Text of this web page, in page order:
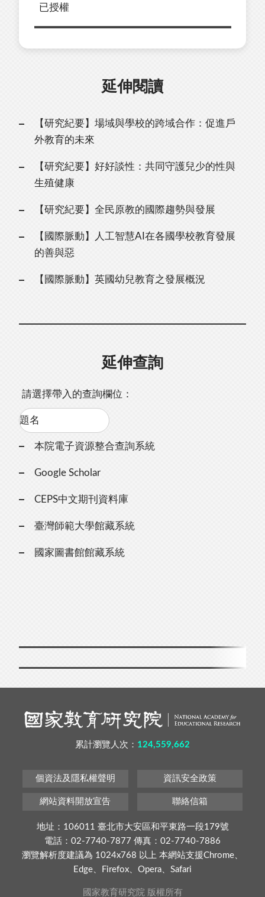
已授權
延伸閱讀
【研究紀要】場域與學校的跨域合作：促進戶
外教育的未來
【研究紀要】好好談性：共同守護兒少的性與
生殖健康
【研究紀要】全民原教的國際趨勢與發展
【國際脈動】人工智慧AI在各國學校教育發展
的善與惡
【國際脈動】英國幼兒教育之發展概況
延伸查詢
請選擇帶入的查詢欄位：
本院電子資源整合查詢系統
Google Scholar
CEPS中文期刊資料庫
臺灣師範大學館藏系統
國家圖書館館藏系統
累計瀏覽人次： 124,559,662
個資法及隱私權聲明 資訊安全政策
網站資料開放宣告 聯絡信箱
地址：106011 臺北市大安區和平東路一段179號
電話：02-7740-7877 傳真：02-7740-7886
瀏覽解析度建議為 1024x768 以上 本網站支援Chrome、
Edge、Firefox、Opera、Safari
國家教育研究院 版權所有